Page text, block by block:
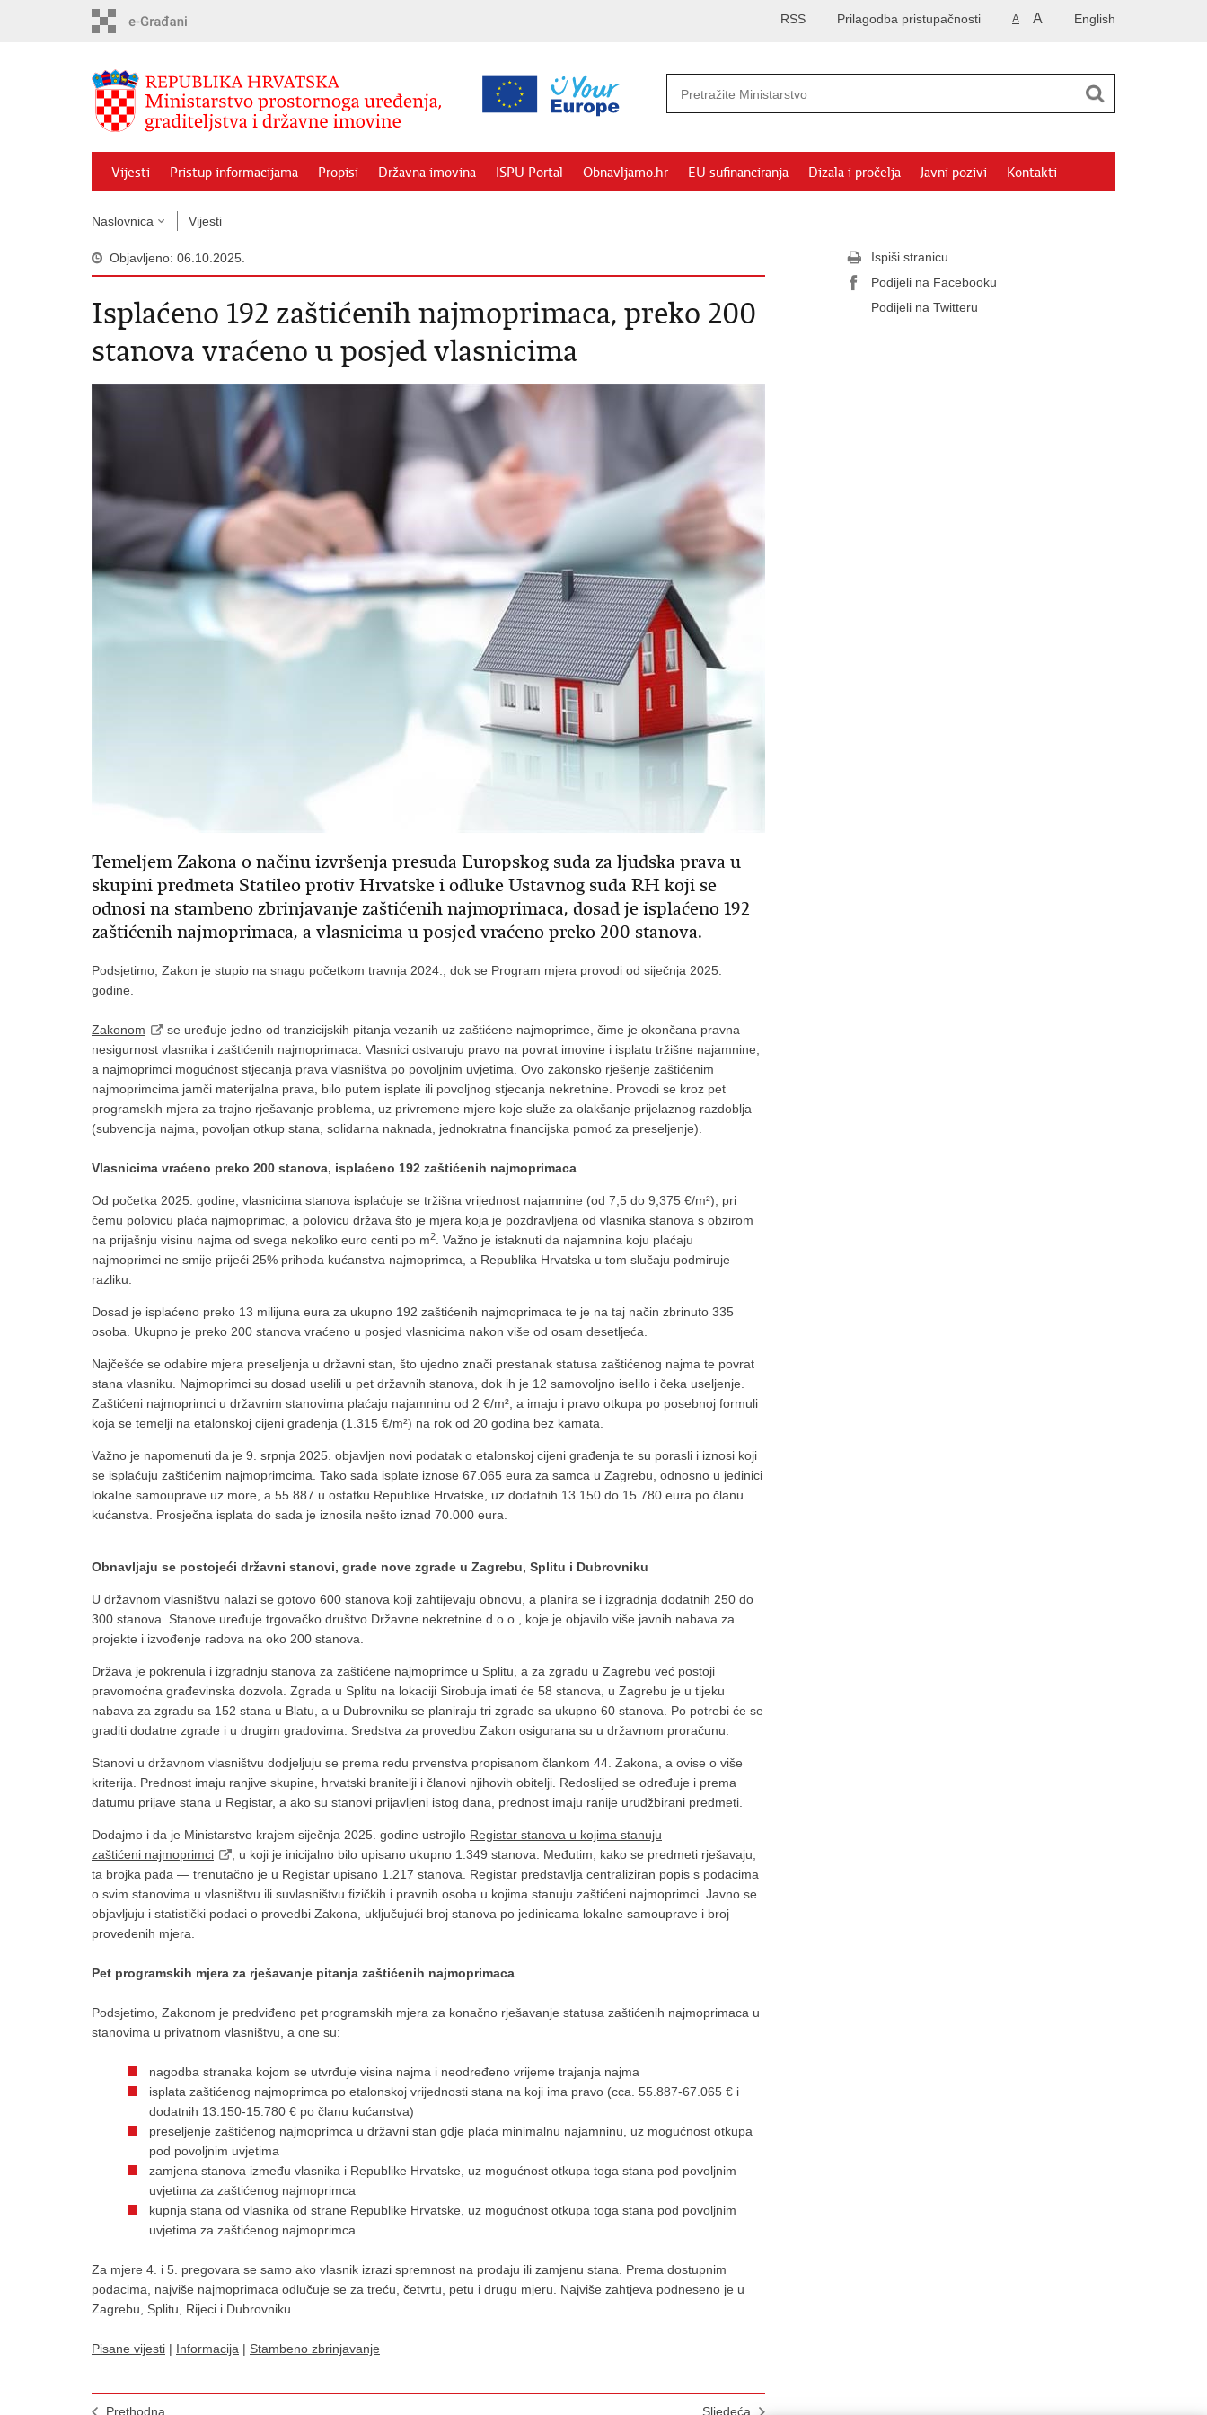
English
A A
Prilagodba pristupačnosti
RSS
Vijesti Pristup informacijama Propisi Državna imovina ISPU Portal Obnavljamo.hr EU sufinanciranja Dizala i pročelja Javni pozivi Kontakti
Naslovnica Vijesti
Objavljeno: 06.10.2025.
Isplaćeno 192 zaštićenih najmoprimaca, preko 200
stanova vraćeno u posjed vlasnicima
Temeljem Zakona o načinu izvršenja presuda Europskog suda za ljudska prava u
skupini predmeta Statileo protiv Hrvatske i odluke Ustavnog suda RH koji se
odnosi na stambeno zbrinjavanje zaštićenih najmoprimaca, dosad je isplaćeno 192
zaštićenih najmoprimaca, a vlasnicima u posjed vraćeno preko 200 stanova.
Podsjetimo, Zakon je stupio na snagu početkom travnja 2024., dok se Program mjera provodi od siječnja 2025.
godine.
Zakonom
se uređuje jedno od tranzicijskih pitanja vezanih uz zaštićene najmoprimce, čime je okončana pravna
nesigurnost vlasnika i zaštićenih najmoprimaca. Vlasnici ostvaruju pravo na povrat imovine i isplatu tržišne najamnine,
a najmoprimci mogućnost stjecanja prava vlasništva po povoljnim uvjetima. Ovo zakonsko rješenje zaštićenim
najmoprimcima jamči materijalna prava, bilo putem isplate ili povoljnog stjecanja nekretnine. Provodi se kroz pet
programskih mjera za trajno rješavanje problema, uz privremene mjere koje služe za olakšanje prijelaznog razdoblja
(subvencija najma, povoljan otkup stana, solidarna naknada, jednokratna financijska pomoć za preseljenje).
Vlasnicima vraćeno preko 200 stanova, isplaćeno 192 zaštićenih najmoprimaca
Od početka 2025. godine, vlasnicima stanova isplaćuje se tržišna vrijednost najamnine (od 7,5 do 9,375 €/m²), pri
čemu polovicu plaća najmoprimac, a polovicu država što je mjera koja je pozdravljena od vlasnika stanova s obzirom
na prijašnju visinu najma od svega nekoliko euro centi po m2
. Važno je istaknuti da najamnina koju plaćaju
najmoprimci ne smije prijeći 25% prihoda kućanstva najmoprimca, a Republika Hrvatska u tom slučaju podmiruje
razliku.
Dosad je isplaćeno preko 13 milijuna eura za ukupno 192 zaštićenih najmoprimaca te je na taj način zbrinuto 335
osoba. Ukupno je preko 200 stanova vraćeno u posjed vlasnicima nakon više od osam desetljeća.
Najčešće se odabire mjera preseljenja u državni stan, što ujedno znači prestanak statusa zaštićenog najma te povrat
stana vlasniku. Najmoprimci su dosad uselili u pet državnih stanova, dok ih je 12 samovoljno iselilo i čeka useljenje.
Zaštićeni najmoprimci u državnim stanovima plaćaju najamninu od 2 €/m², a imaju i pravo otkupa po posebnoj formuli
koja se temelji na etalonskoj cijeni građenja (1.315 €/m²) na rok od 20 godina bez kamata.
Važno je napomenuti da je 9. srpnja 2025. objavljen novi podatak o etalonskoj cijeni građenja te su porasli i iznosi koji
se isplaćuju zaštićenim najmoprimcima. Tako sada isplate iznose 67.065 eura za samca u Zagrebu, odnosno u jedinici
lokalne samouprave uz more, a 55.887 u ostatku Republike Hrvatske, uz dodatnih 13.150 do 15.780 eura po članu
kućanstva. Prosječna isplata do sada je iznosila nešto iznad 70.000 eura.
Obnavljaju se postojeći državni stanovi, grade nove zgrade u Zagrebu, Splitu i Dubrovniku
U državnom vlasništvu nalazi se gotovo 600 stanova koji zahtijevaju obnovu, a planira se i izgradnja dodatnih 250 do
300 stanova. Stanove uređuje trgovačko društvo Državne nekretnine d.o.o., koje je objavilo više javnih nabava za
projekte i izvođenje radova na oko 200 stanova.
Država je pokrenula i izgradnju stanova za zaštićene najmoprimce u Splitu, a za zgradu u Zagrebu već postoji
pravomoćna građevinska dozvola. Zgrada u Splitu na lokaciji Sirobuja imati će 58 stanova, u Zagrebu je u tijeku
nabava za zgradu sa 152 stana u Blatu, a u Dubrovniku se planiraju tri zgrade sa ukupno 60 stanova. Po potrebi će se
graditi dodatne zgrade i u drugim gradovima. Sredstva za provedbu Zakon osigurana su u državnom proračunu.
Stanovi u državnom vlasništvu dodjeljuju se prema redu prvenstva propisanom člankom 44. Zakona, a ovise o više
kriterija. Prednost imaju ranjive skupine, hrvatski branitelji i članovi njihovih obitelji. Redoslijed se određuje i prema
datumu prijave stana u Registar, a ako su stanovi prijavljeni istog dana, prednost imaju ranije urudžbirani predmeti.
Dodajmo i da je Ministarstvo krajem siječnja 2025. godine ustrojilo Registar stanova u kojima stanuju
zaštićeni najmoprimci
, u koji je inicijalno bilo upisano ukupno 1.349 stanova. Međutim, kako se predmeti rješavaju,
ta brojka pada — trenutačno je u Registar upisano 1.217 stanova. Registar predstavlja centraliziran popis s podacima
o svim stanovima u vlasništvu ili suvlasništvu fizičkih i pravnih osoba u kojima stanuju zaštićeni najmoprimci. Javno se
objavljuju i statistički podaci o provedbi Zakona, uključujući broj stanova po jedinicama lokalne samouprave i broj
provedenih mjera.
Pet programskih mjera za rješavanje pitanja zaštićenih najmoprimaca
Podsjetimo, Zakonom je predviđeno pet programskih mjera za konačno rješavanje statusa zaštićenih najmoprimaca u
stanovima u privatnom vlasništvu, a one su:
nagodba stranaka kojom se utvrđuje visina najma i neodređeno vrijeme trajanja najma
isplata zaštićenog najmoprimca po etalonskoj vrijednosti stana na koji ima pravo (cca. 55.887-67.065 € i
dodatnih 13.150-15.780 € po članu kućanstva)
preseljenje zaštićenog najmoprimca u državni stan gdje plaća minimalnu najamninu, uz mogućnost otkupa
pod povoljnim uvjetima
zamjena stanova između vlasnika i Republike Hrvatske, uz mogućnost otkupa toga stana pod povoljnim
uvjetima za zaštićenog najmoprimca
kupnja stana od vlasnika od strane Republike Hrvatske, uz mogućnost otkupa toga stana pod povoljnim
uvjetima za zaštićenog najmoprimca
Za mjere 4. i 5. pregovara se samo ako vlasnik izrazi spremnost na prodaju ili zamjenu stana. Prema dostupnim
podacima, najviše najmoprimaca odlučuje se za treću, četvrtu, petu i drugu mjeru. Najviše zahtjeva podneseno je u
Zagrebu, Splitu, Rijeci i Dubrovniku.
Pisane vijesti | Informacija | Stambeno zbrinjavanje
Prethodna Sljedeća
Ispiši stranicu
Podijeli na Facebooku
Podijeli na Twitteru